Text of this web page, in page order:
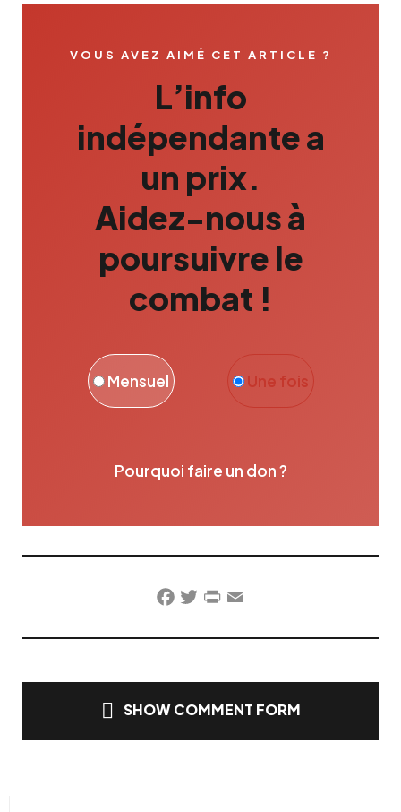
VOUS AVEZ AIMÉ CET ARTICLE ?
L’info
indépendante a
un prix.
Aidez-nous à
poursuivre le
combat !
Une fois
Mensuel
Pourquoi faire un don ?
Facebook
TwitterPrintFriendly
Email
SHOW COMMENT FORM